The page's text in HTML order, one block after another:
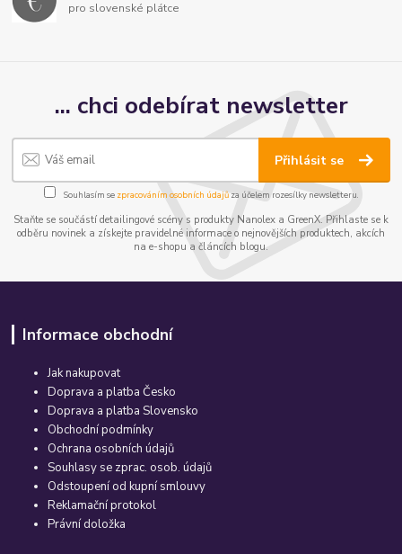
pro slovenské plátce
... chci odebírat newsletter
Přihlásit se
Souhlasím se zpracováním osobních údajůza účelem rozesílky newsletteru.
Staňte se součástí detailingové scény s produkty Nanolex a GreenX. Přihlaste se k
odběru novinek a získejte pravidelné informace o nejnovějších produktech, akcích
na e-shopu a článcích blogu.
Informace obchodní
Jak nakupovat
Doprava a platba Česko
Doprava a platba Slovensko
Obchodní podmínky
Ochrana osobních údajů
Souhlasy se zprac. osob. údajů
Odstoupení od kupní smlouvy
Reklamační protokol
Právní doložka